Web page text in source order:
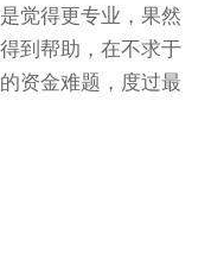
觉得更专业，果然
到帮助，在不求于
资金难题，度过最